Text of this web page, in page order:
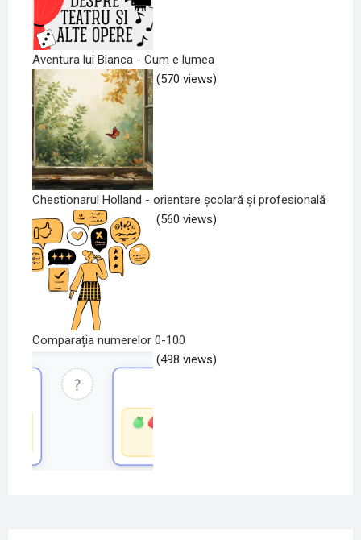
Aventura lui Bianca - Cum e lumea
(570 views)
Chestionarul Holland - orientare școlară și profesională
(560 views)
Comparația numerelor 0-100
(498 views)